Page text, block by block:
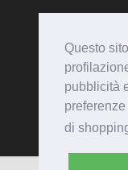
Questo
pubblicità
di